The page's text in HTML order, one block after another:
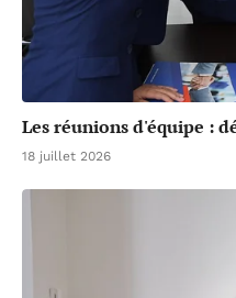
Les réunions d'équipe :
18 juillet 2026